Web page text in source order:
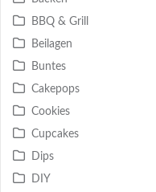
BBQ & Grill
Beilagen
Buntes
Cakepops
Cookies
Cupcakes
Dips
DIY